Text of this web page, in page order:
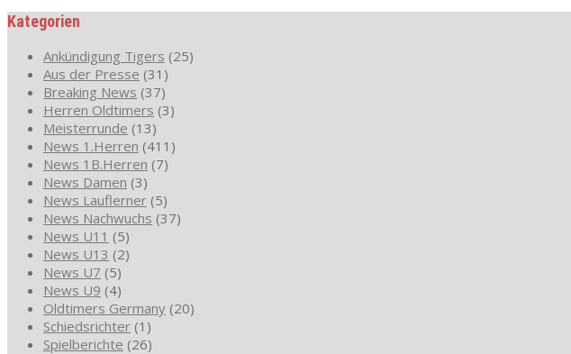
Kategorien
Ankündigung Tigers (25)
Aus der Presse (31)
Breaking News (37)
Herren Oldtimers (3)
Meisterrunde (13)
News 1.Herren (411)
News 1B.Herren (7)
News Damen (3)
News Lauflerner (5)
News Nachwuchs (37)
News U11 (5)
News U13 (2)
News U7 (5)
News U9 (4)
Oldtimers Germany (20)
Schiedsrichter (1)
Spielberichte (26)